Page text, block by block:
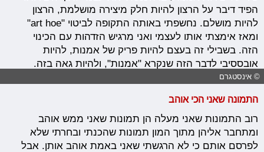
הפיד דיבר על הרצון להיות חלק מיצירה מושלמת, הרצון
להיות מושלם. נחשפתי באותה התקופה לביטוי "art hoe"
ומאז אימצתי אותו לעצמי ואני מרגיש הזדהות עם הכינוי
הזה. בשבילי זה בעצם להיות פריק של אמנות, להיות
אובססיבי לדבר הזה שנקרא "אמנות", ולהיות גאה בזה.
© אינסטגרם
התמונה שאני הכי אוהב
רוב התמונות שאני מעלה הן תמונות שאני ממש אוהב
ומתחבר אליהן מתוך המון תמונות שהכנתי ובחרתי שלא
לפרסם אותם כי לא הרגשתי שאני באמת אוהב אותן. אבל